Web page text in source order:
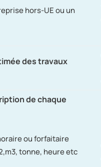
hors-UE ou un
des travaux
de chaque
ou forfaitaire
tonne, heure etc